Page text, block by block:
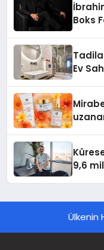
Boks
Ev
9,6
Ülkenin